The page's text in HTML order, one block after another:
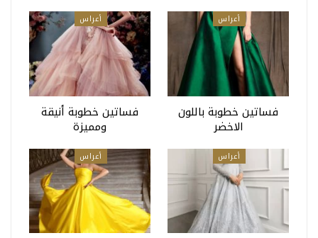
أعراس
فساتين خطوبة باللون
الاخضر
أعراس
فساتين خطوبة أنيقة
ومميزة
أعراس أعراس